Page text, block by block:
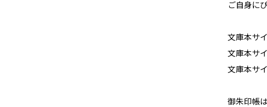
ご自身に
文庫本サ
文庫本サ
文庫本サ
御朱印帳